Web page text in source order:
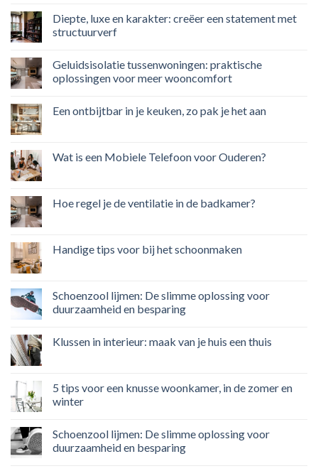
Diepte, luxe en karakter: creëer een statement met
structuurverf
Geluidsisolatie tussenwoningen: praktische
oplossingen voor meer wooncomfort
Een ontbijtbar in je keuken, zo pak je het aan
Wat is een Mobiele Telefoon voor Ouderen?
Hoe regel je de ventilatie in de badkamer?
Handige tips voor bij het schoonmaken
Schoenzool lijmen: De slimme oplossing voor
duurzaamheid en besparing
Klussen in interieur: maak van je huis een thuis
5 tips voor een knusse woonkamer, in de zomer en
winter
Schoenzool lijmen: De slimme oplossing voor
duurzaamheid en besparing